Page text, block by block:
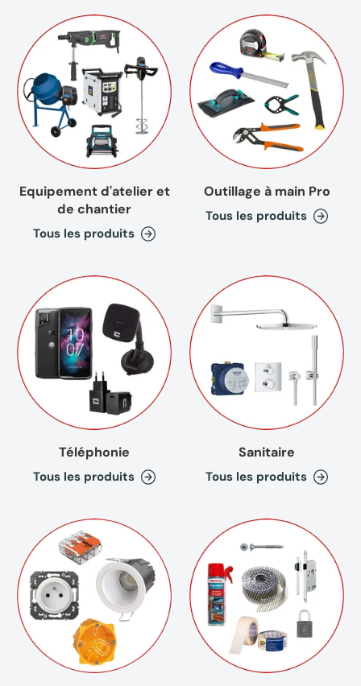
Equipement d'atelier et
de chantier
Tous les produits
Outillage à main Pro
Tous les produits
Téléphonie
Tous les produits
Sanitaire
Tous les produits